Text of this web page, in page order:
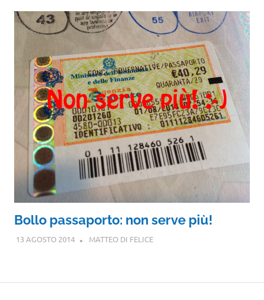
Bollo passaporto: non serve più!
13 AGOSTO 2014 MATTEO DI FELICE